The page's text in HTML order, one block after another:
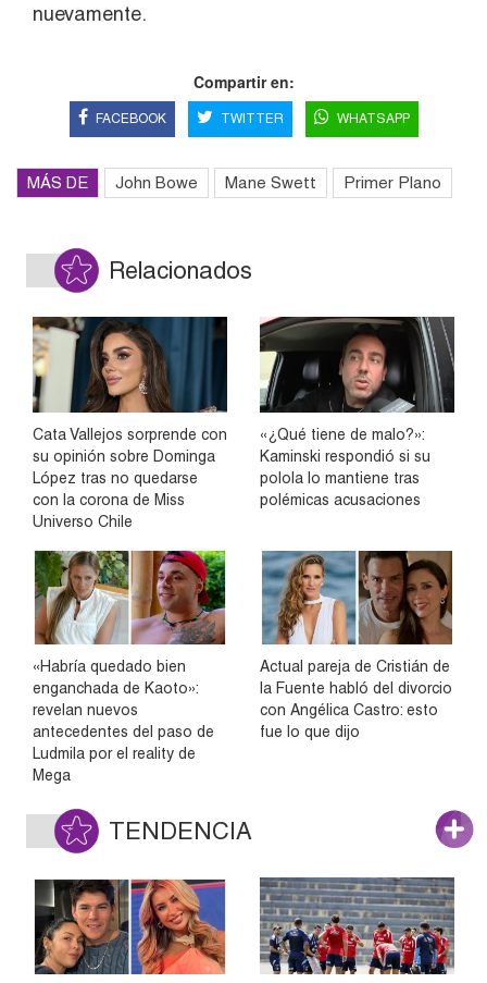
nuevamente.
Compartir en:
FACEBOOK TWITTER WHATSAPP
MÁS DE John Bowe Mane Swett Primer Plano
Relacionados
Cata Vallejos sorprende con
su opinión sobre Dominga
López tras no quedarse
con la corona de Miss
Universo Chile
«¿Qué tiene de malo?»:
Kaminski respondió si su
polola lo mantiene tras
polémicas acusaciones
«Habría quedado bien
enganchada de Kaoto»:
revelan nuevos
antecedentes del paso de
Ludmila por el reality de
Mega
Actual pareja de Cristián de
la Fuente habló del divorcio
con Angélica Castro: esto
fue lo que dijo
TENDENCIA